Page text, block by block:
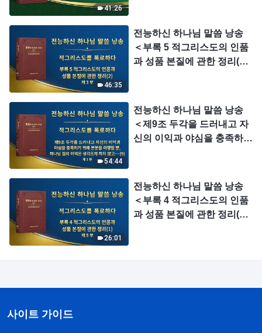
41:26
46:35
전능하신 하나님 말씀 낭송
＜부록 5 적그리스도의 인품
과 성품 본질에 관한 정리(2)
54:44
전능하신 하나님 말씀 낭송
＜제9조 두각을 드러내고 자
신의 이익과 야심을 충족하기
지 않고, 심지어는 하나님 집
의 이익을 팔아넘기며, 하나
님 집의 이익을 대가로 개인
의 명예를 얻는다(9)＞ (제 1
26:01
전능하신 하나님 말씀 낭송
＜부록 4 적그리스도의 인품
과 성품 본질에 관한 정리(1)
사이트 가이드